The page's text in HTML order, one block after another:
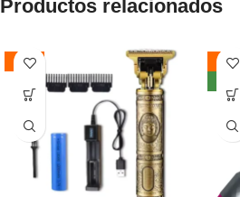
manera ideal para aplicar
Se pueden ajustar tres colores
de luz, y se puede seleccionar el
color de luz apropiado.
La rotación del espejo permite un
ajuste de 90° hacia arriba y hacia
abajo.
Productos relacionados
-55%
-54%